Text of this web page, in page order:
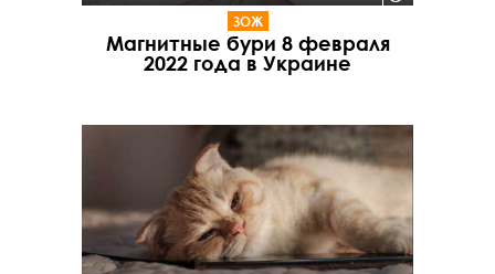
ЗОЖ
Магнитные бури 8 февраля
2022 года в Украине